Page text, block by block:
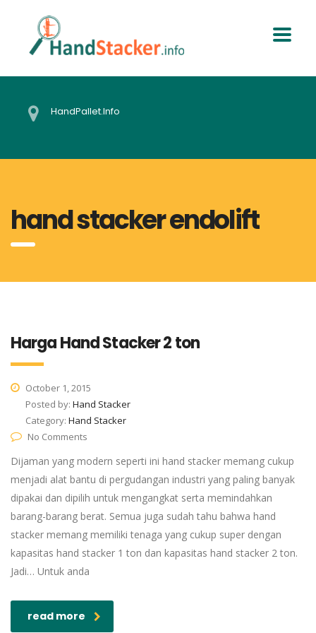
HandPallet.Info
hand stacker endolift
Harga Hand Stacker 2 ton
October 1, 2015
Posted by: Hand Stacker
Category: Hand Stacker
No Comments
Dijaman yang modern seperti ini hand stacker memang cukup
menjadi alat bantu di pergudangan industri yang paling banyak
dipakai dan dipilih untuk mengangkat serta memindahkan
barang-barang berat. Semua juga sudah tahu bahwa hand
stacker memang memiliki tenaga yang cukup super dengan
kapasitas hand stacker 1 ton dan kapasitas hand stacker 2 ton.
Jadi… Untuk anda
read more